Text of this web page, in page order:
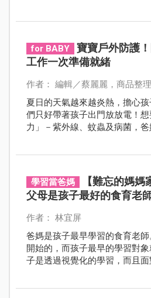
沒鬆口，只是我瞄到，媽媽自己
for BABY
寶寶戶外防護
工作一次準備就緒
作者： 編輯／蔡麗麗，商品整
夏日的天氣越來越炎熱，擔心
們只好帶著孩子出門放放電！
力」－紫外線、蚊蟲及病菌，
學習當爸媽
【難忘的媽媽
父母是孩子最好的食育老
作者： 林宜屏
爸媽是孩子最早學習的食育老
開始的，而孩子最早的學習對
子是透過視覺化的學習，而且